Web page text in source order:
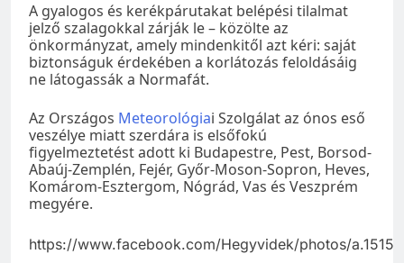
A gyalogos és kerékpárutakat belépési tilalmat
jelző szalagokkal zárják le – közölte az
önkormányzat, amely mindenkitől azt kéri: saját
biztonságuk érdekében a korlátozás feloldásáig
ne látogassák a Normafát.
Az Országos Meteorológiai Szolgálat az ónos eső
veszélye miatt szerdára is elsőfokú
figyelmeztetést adott ki Budapestre, Pest, Borsod-
Abaúj-Zemplén, Fejér, Győr-Moson-Sopron, Heves,
Komárom-Esztergom, Nógrád, Vas és Veszprém
megyére.
https://www.facebook.com/Hegyvidek/photos/